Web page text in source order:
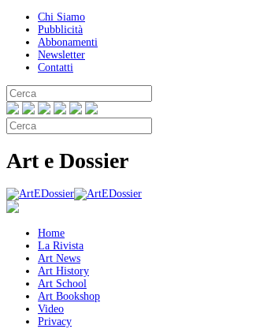
Chi Siamo
Pubblicità
Abbonamenti
Newsletter
Contatti
Art e Dossier
Home
La Rivista
Art News
Art History
Art School
Art Bookshop
Video
Privacy